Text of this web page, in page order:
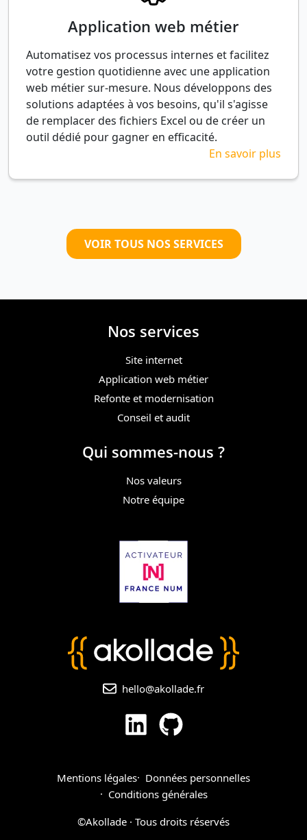
Application web métier
Automatisez vos processus internes et facilitez
votre gestion quotidienne avec une application
web métier sur-mesure. Nous développons des
solutions adaptées à vos besoins, qu'il s'agisse
de remplacer des fichiers Excel ou de créer un
outil dédié pour gagner en efficacité.
En savoir plus
VOIR TOUS NOS SERVICES
Nos services
Site internet
Application web métier
Refonte et modernisation
Conseil et audit
Qui sommes-nous ?
Nos valeurs
Notre équipe
hello@akollade.fr
Mentions légales
Données personnelles
Conditions générales
©Akollade · Tous droits réservés